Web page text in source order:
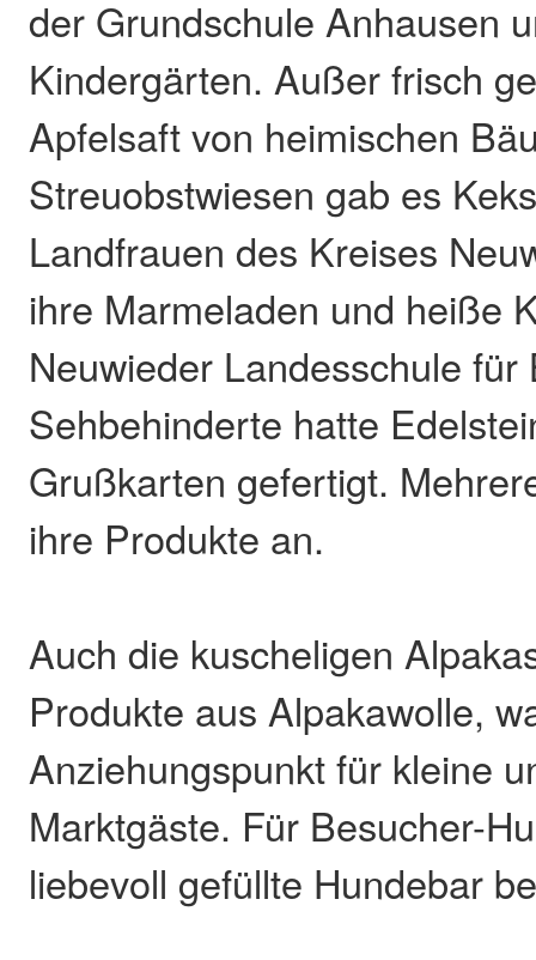
der Grundschule Anhausen
Kindergärten. Außer frisch
Apfelsaft von heimischen
Streuobstwiesen gab es
Landfrauen des Kreises
ihre Marmeladen und heiße
Neuwieder Landesschule für
Sehbehinderte hatte
Grußkarten gefertigt.
ihre Produkte an.
Auch die kuscheligen
Produkte aus Alpakawolle,
Anziehungspunkt für kleine
Marktgäste. Für Besucher-
liebevoll gefüllte Hundebar